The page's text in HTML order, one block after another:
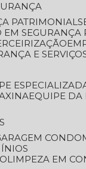
PATRIMONIAL
EM
E
EQUIPE
LIMPEZA EM